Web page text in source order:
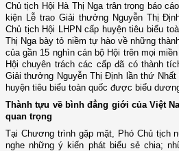
Chủ tịch Hội Hà Thị Nga trân trọng báo
kiện Lễ trao Giải thưởng Nguyễn Thị
Chủ tịch Hội LHPN cấp huyện tiêu biểu
Thị Nga bày tỏ niềm tự hào về những
của gần 15 nghìn cán bộ Hội trên mọi
Hội chuyên trách các cấp đã có thành
Giải thưởng Nguyễn Thị Định lần thứ Nhất
huyện tiêu biểu toàn quốc được biểu
Thành tựu về bình đẳng giới của Việt
quan trọng
Tại Chương trình gặp mặt, Phó Chủ tịch
nghe những ý kiến phát biểu sẻ chia;